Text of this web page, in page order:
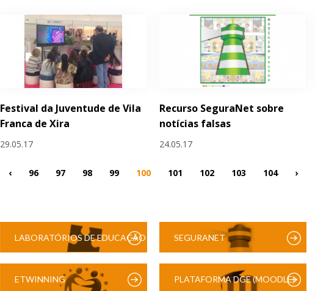
Festival da Juventude de Vila
Franca de Xira
29.05.17
Recurso SeguraNet sobre
notícias falsas
24.05.17
‹ 96 97 98 99 100 101 102 103 104 ›
LABORATÓRIOS DE EDUCAÇÃO SEGURANET
ETWINNING PLATAFORMA DGE (MOODLE)